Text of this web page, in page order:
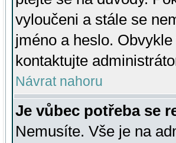
vyloučeni a stále se
jméno a heslo.
kontaktujte
Návrat nahoru
Je vůbec potřeba se
Nemusíte. Vše je na